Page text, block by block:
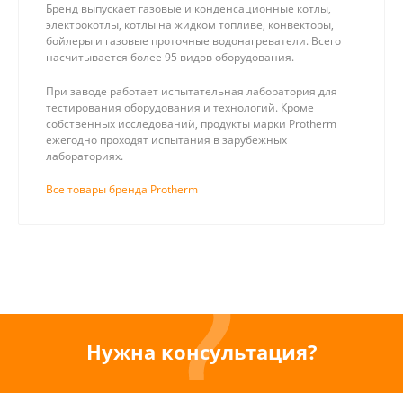
Бренд выпускает газовые и конденсационные котлы,
электрокотлы, котлы на жидком топливе, конвекторы,
бойлеры и газовые проточные водонагреватели. Всего
насчитывается более 95 видов оборудования.
При заводе работает испытательная лаборатория для
тестирования оборудования и технологий. Кроме
собственных исследований, продукты марки Protherm
ежегодно проходят испытания в зарубежных
лабораториях.
Все товары бренда Protherm
Нужна консультация?